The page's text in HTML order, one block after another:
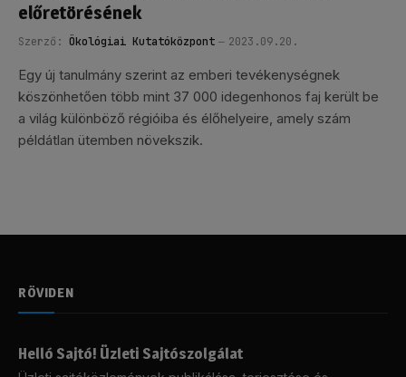
előretörésének
Szerző: Ökológiai Kutatóközpont 2023.09.20.
Egy új tanulmány szerint az emberi tevékenységnek
köszönhetően több mint 37 000 idegenhonos faj került be
a világ különböző régióiba és élőhelyeire, amely szám
példátlan ütemben növekszik.
RÖVIDEN
Helló Sajtó! Üzleti Sajtószolgálat